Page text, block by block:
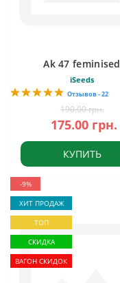
Ak 47 feminised
iSeeds
Отзывов - 22
190.00 грн.
175.00 грн.
КУПИТЬ
-9%
ХИТ ПРОДАЖ
ТОП
СКИДКА
ВАГОН СКИДОК